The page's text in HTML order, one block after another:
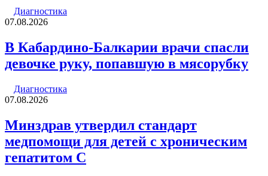
Диагностика
07.08.2026
В Кабардино-Балкарии врачи спасли
девочке руку, попавшую в мясорубку
Диагностика
07.08.2026
Минздрав утвердил стандарт
медпомощи для детей с хроническим
гепатитом С